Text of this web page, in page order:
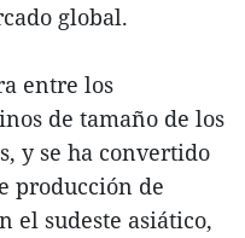
global.
entre los
de tamaño de los
y se ha convertido
producción de
el sudeste asiático,